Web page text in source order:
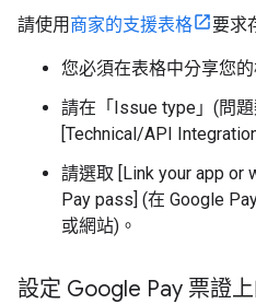
請使用 商家的支援表格 要求
您必須在表格中分享您的
請在「Issue type」(問
[Technical/API
請選取 [Link your app or
Pay pass] (在 Google
或網站) 。
設定 Google Pay 票證